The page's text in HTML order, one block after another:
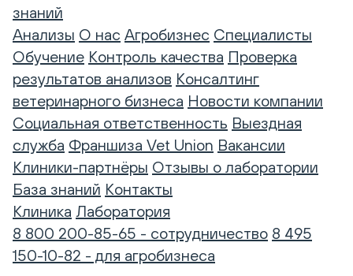
знаний
Анализы О нас Агробизнес Специалисты
Обучение Контроль качества Проверка
результатов анализов Консалтинг
ветеринарного бизнеса Новости компании
Социальная ответственность Выездная
служба Франшиза Vet Union Вакансии
Клиники-партнёры Отзывы о лаборатории
База знаний Контакты
Клиника Лаборатория
8 800 200-85-65 - сотрудничество 8 495
150-10-82 - для агробизнеса